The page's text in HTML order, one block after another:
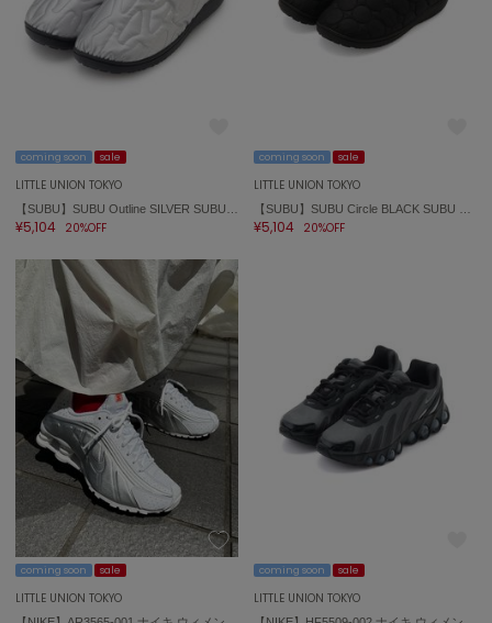
Philly chocolate
フィリーチョコレート
プーマ
Reebok
SALOMON
サロモン
sanrio house
サンリオハウス
SESAME STREET MARKET
セサミストリートマーケット
SHAKA
シャカ
スニーカーズ バイ エミ
coming soon sale
LITTLE UNION TOKYO
¥5,104 20%OFF
coming soon sale
LITTLE UNION TOKYO
¥5,104 20%OFF
coming soon sale
LITTLE UNION TOKYO
coming soon sale
LITTLE UNION TOKYO